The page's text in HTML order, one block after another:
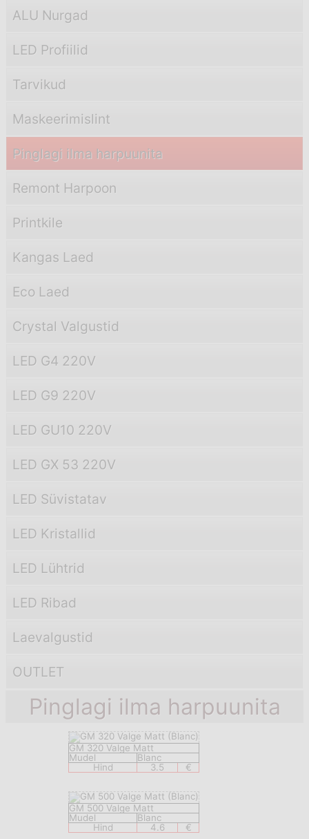
ALU Nurgad
LED Profiilid
Tarvikud
Maskeerimislint
Pinglagi ilma harpuunita
Remont Harpoon
Printkile
Kangas Laed
Eco Laed
Crystal Valgustid
LED G4 220V
LED G9 220V
LED GU10 220V
LED GX 53 220V
LED Süvistatav
LED Kristallid
LED Lühtrid
LED Ribad
Laevаlgustid
OUTLET
Pinglagi ilma harpuunita
GM 320 Valge Matt
Mudel
Blanc
Hind
3.5 €
GM 500 Valge Matt
Mudel
Blanc
Hind
4.6 €